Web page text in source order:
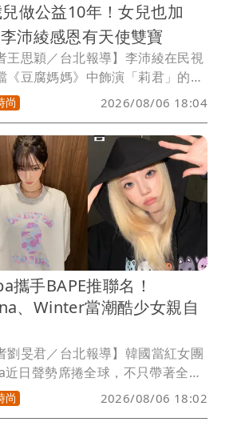
做公益10年！女兒也加
沛綾感恩有天使雙寶
王思穎／台北報導】李沛綾在民視
《豆腐媽媽》中飾演「莉君」的，
中角色暫時休息、適逢孩子從美國
暑假，難得擁有完整的家庭時光，
一雙兒女投入公益活動，以實際行
長者，度過充滿意義的暑假。
尚 2026/08/06 18:04
攜手BAPE推聯名！
、Winter當潮酷少女親自
劉旻君／台北報導】韓國當紅女團
日聲勢席捲全球，不只帶著全新
LEMONADE》強勢回歸，更首次
音樂節舞台。人氣爆棚
尚 2026/08/06 18:02